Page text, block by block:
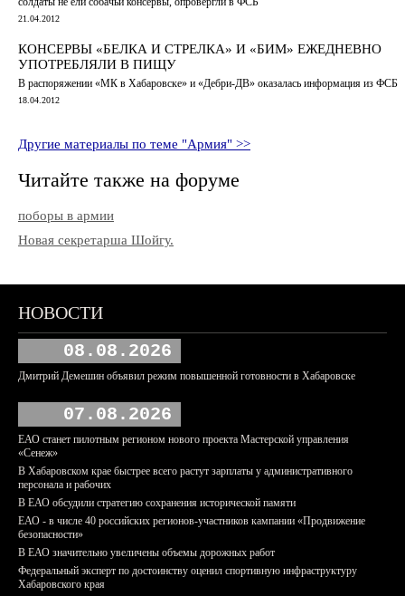
21.04.2012
КОНСЕРВЫ «БЕЛКА И СТРЕЛКА» И «БИМ» ЕЖЕДНЕВНО
УПОТРЕБЛЯЛИ В ПИЩУ
В распоряжении «МК в Хабаровске» и «Дебри-ДВ» оказалась информация из ФСБ
18.04.2012
Другие материалы по теме "Армия" >>
Читайте также на форуме
поборы в армии
Новая секретарша Шойгу.
НОВОСТИ
08.08.2026
Дмитрий Демешин объявил режим повышенной готовности в Хабаровске
07.08.2026
ЕАО станет пилотным регионом нового проекта Мастерской управления
«Сенеж»
В Хабаровском крае быстрее всего растут зарплаты у административного
персонала и рабочих
В ЕАО обсудили стратегию сохранения исторической памяти
ЕАО - в числе 40 российских регионов-участников кампании «Продвижение
безопасности»
В ЕАО значительно увеличены объемы дорожных работ
Федеральный эксперт по достоинству оценил спортивную инфраструктуру
Хабаровского края